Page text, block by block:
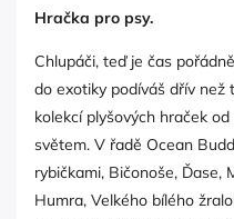
Hračka pro psy.
Chlupáči, teď je čas
do exotiky podíváš dřív než
kolekcí plyšových hraček
světem. V řadě Ocean
rybičkami, Bičonoše, Ďase,
Humra, Velkého bílého